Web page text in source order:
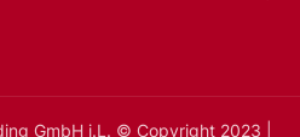
GmbH i.L. © Copyright 2023 |